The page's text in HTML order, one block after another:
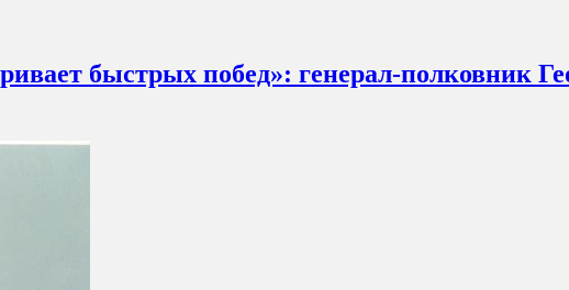
быстрых побед»: генерал-полковник